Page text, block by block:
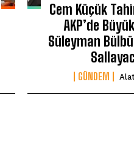
Cem Küçük
AKP’de
Süleyman
GÜNDEM